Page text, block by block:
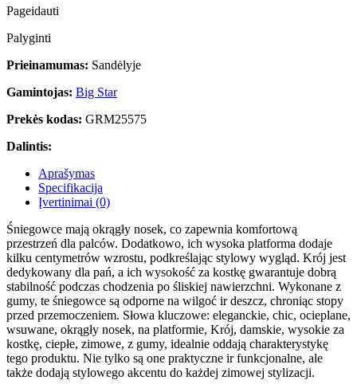
Pageidauti
Palyginti
Prieinamumas: Sandėlyje
Gamintojas: Big Star
Prekės kodas: GRM25575
Dalintis:
Aprašymas
Specifikacija
Įvertinimai (0)
Śniegowce mają okrągły nosek, co zapewnia komfortową
przestrzeń dla palców. Dodatkowo, ich wysoka platforma dodaje
kilku centymetrów wzrostu, podkreślając stylowy wygląd. Krój jest
dedykowany dla pań, a ich wysokość za kostkę gwarantuje dobrą
stabilność podczas chodzenia po śliskiej nawierzchni. Wykonane z
gumy, te śniegowce są odporne na wilgoć ir deszcz, chroniąc stopy
przed przemoczeniem. Słowa kluczowe: eleganckie, chic, ocieplane,
wsuwane, okrągły nosek, na platformie, Krój, damskie, wysokie za
kostkę, ciepłe, zimowe, z gumy, idealnie oddają charakterystykę
tego produktu. Nie tylko są one praktyczne ir funkcjonalne, ale
także dodają stylowego akcentu do każdej zimowej stylizacji.